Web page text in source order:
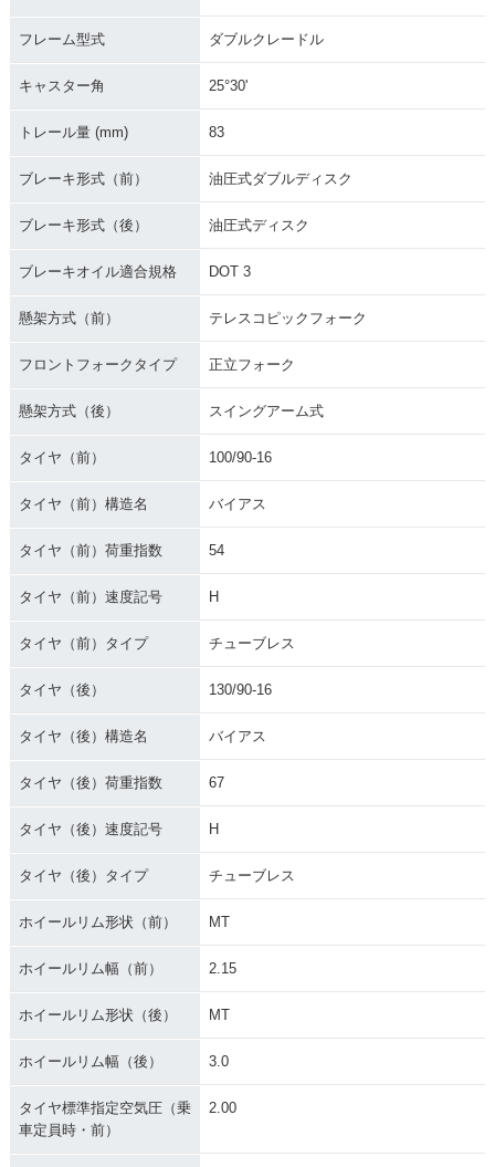
フレーム型式 ダブルクレードル
キャスター角 25°30'
トレール量 (mm) 83
ブレーキ形式（前） 油圧式ダブルディスク
ブレーキ形式（後） 油圧式ディスク
ブレーキオイル適合規格 DOT 3
懸架方式（前） テレスコピックフォーク
フロントフォークタイプ 正立フォーク
懸架方式（後） スイングアーム式
タイヤ（前） 100/90-16
タイヤ（前）構造名 バイアス
タイヤ（前）荷重指数 54
タイヤ（前）速度記号 H
タイヤ（前）タイプ チューブレス
タイヤ（後） 130/90-16
タイヤ（後）構造名 バイアス
タイヤ（後）荷重指数 67
タイヤ（後）速度記号 H
タイヤ（後）タイプ チューブレス
ホイールリム形状（前） MT
ホイールリム幅（前） 2.15
ホイールリム形状（後） MT
ホイールリム幅（後） 3.0
タイヤ標準指定空気圧（乗
車定員時・前）
2.00